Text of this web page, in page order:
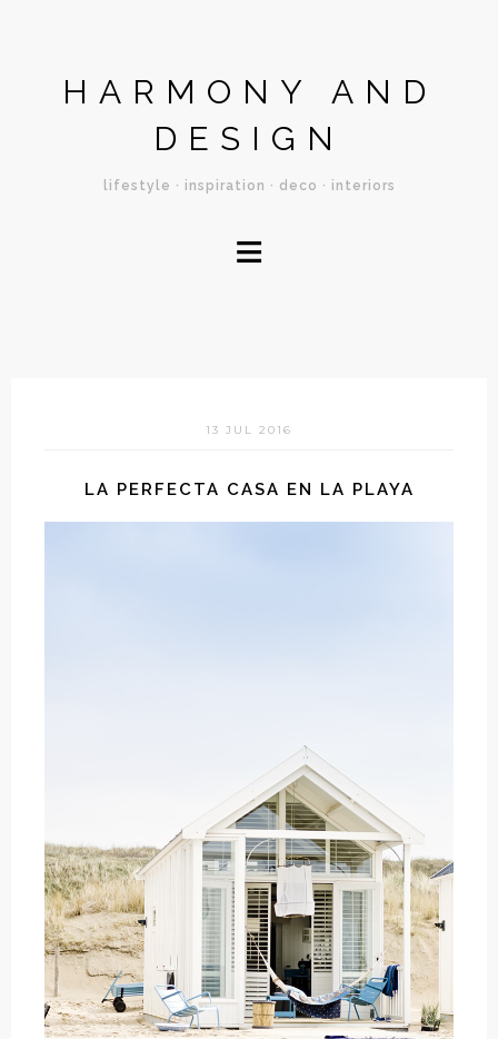
HARMONY AND
DESIGN
lifestyle · inspiration · deco · interiors
≡
13 JUL 2016
LA PERFECTA CASA EN LA PLAYA